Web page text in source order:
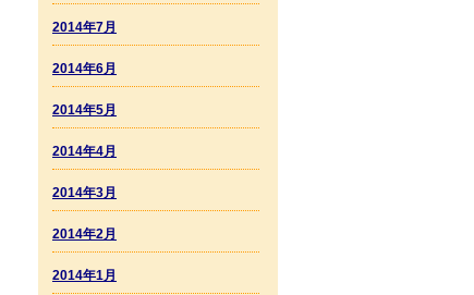
2014年7月
2014年6月
2014年5月
2014年4月
2014年3月
2014年2月
2014年1月